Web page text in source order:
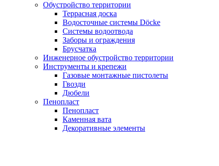
Обустройство территории
Террасная доска
Водосточные системы Döcke
Системы водоотвода
Заборы и ограждения
Брусчатка
Инженерное обустройство территории
Инструменты и крепежи
Газовые монтажные пистолеты
Гвозди
Дюбели
Пенопласт
Пенопласт
Каменная вата
Декоративные элементы